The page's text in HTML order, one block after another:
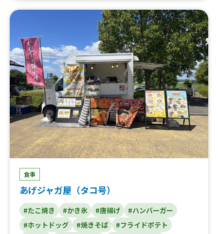
ま＿ベルジャンフリッツ、豚角煮丼、冷やし鶏白湯ラーメ
ン、帯広豚丼、北海道ザンギ、北海道ポテト、北海道ザン
ギのタルタルチキン南蛮丼、ベルジャンフリッツ、ワイル
ドフランク(バジル・スパイシー・BBQ・オリーブ)、ロン
グチュロス、雪いちご、太閤唐揚げ、霜降り牛タン串、牛
ハラミ串、鹿児島黒豚焼きそば、いか焼き、金鯱カレー、
金鯱キーマカレー、極みレアチャーシュー丼、炙りチャー
シュー丼、ルーロー飯、油淋鶏、元祖釜玉ラーメン、アサ
ヒマルエフ生ビール、ベルギービール、ベルギービール
食事
あげジャガ屋（タコ号）
#たこ焼き #かき氷 #唐揚げ
#ハンバーガー
#ホットドッグ
#焼きそば
#フライドポテト